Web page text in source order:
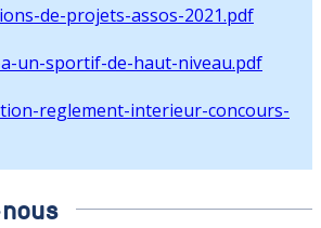
de-projets-assos-2021.pdf
un-sportif-de-haut-niveau.pdf
reglement-interieur-concours-